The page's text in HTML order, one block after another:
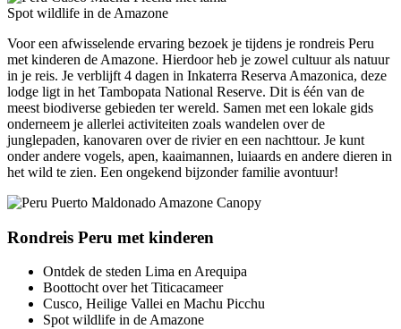
Spot wildlife in de Amazone
Voor een afwisselende ervaring bezoek je tijdens je rondreis Peru
met kinderen de Amazone. Hierdoor heb je zowel cultuur als natuur
in je reis. Je verblijft 4 dagen in Inkaterra Reserva Amazonica, deze
lodge ligt in het Tambopata National Reserve. Dit is één van de
meest biodiverse gebieden ter wereld. Samen met een lokale gids
onderneem je allerlei activiteiten zoals wandelen over de
junglepaden, kanovaren over de rivier en een nachttour. Je kunt
onder andere vogels, apen, kaaimannen, luiaards en andere dieren in
het wild te zien. Een ongekend bijzonder familie avontuur!
Rondreis Peru met kinderen
Ontdek de steden Lima en Arequipa
Boottocht over het Titicacameer
Cusco, Heilige Vallei en Machu Picchu
Spot wildlife in de Amazone